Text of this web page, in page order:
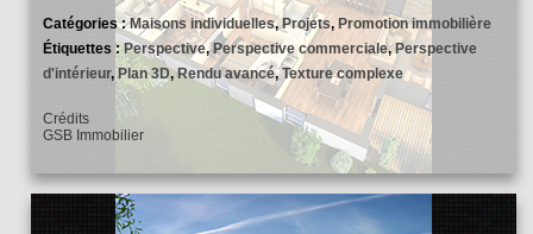
Catégories :Maisons individuelles,Projets, Promotion immobilière
Étiquettes :Perspective,Perspective commerciale,Perspective
d'intérieur,Plan 3D,Rendu avancé,Texture complexe
Crédits
GSB Immobilier